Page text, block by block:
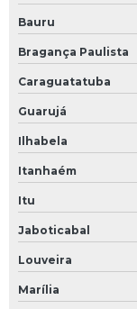
Bauru
Bragança Paulista
Caraguatatuba
Guarujá
Ilhabela
Itanhaém
Itu
Jaboticabal
Louveira
Marília